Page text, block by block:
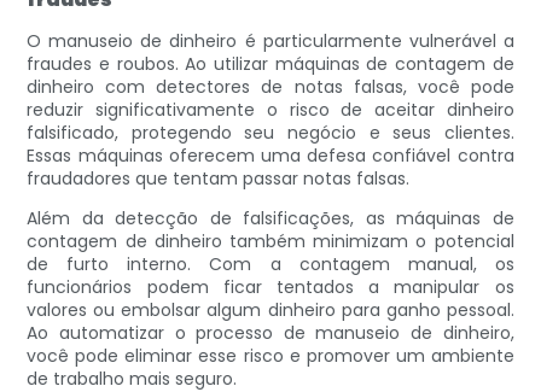
O manuseio de dinheiro é particularmente vulnerável a
fraudes e roubos. Ao utilizar máquinas de contagem de
dinheiro com detectores de notas falsas, você pode
reduzir significativamente o risco de aceitar dinheiro
falsificado, protegendo seu negócio e seus clientes.
Essas máquinas oferecem uma defesa confiável contra
fraudadores que tentam passar notas falsas.
Além da detecção de falsificações, as máquinas de
contagem de dinheiro também minimizam o potencial
de furto interno. Com a contagem manual, os
funcionários podem ficar tentados a manipular os
valores ou embolsar algum dinheiro para ganho pessoal.
Ao automatizar o processo de manuseio de dinheiro,
você pode eliminar esse risco e promover um ambiente
de trabalho mais seguro.